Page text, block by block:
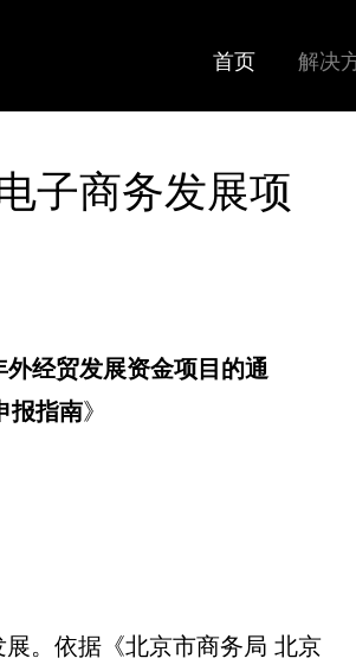
首页 解决
子商务发展项
外经贸发展资金项目的通
报指南》
。依据《北京市商务局 北京